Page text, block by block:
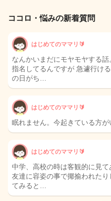
ココロ・悩みの新着質問
はじめてのママリ🔰
なんかいまだにモヤモヤする
指名してるんですが 急遽行け
の日がち…
はじめてのママリ🔰
眠れません。今起きている方が
はじめてのママリ🔰
中学、高校の時は客観的に見
友達に容姿の事で揶揄われた
てみると…